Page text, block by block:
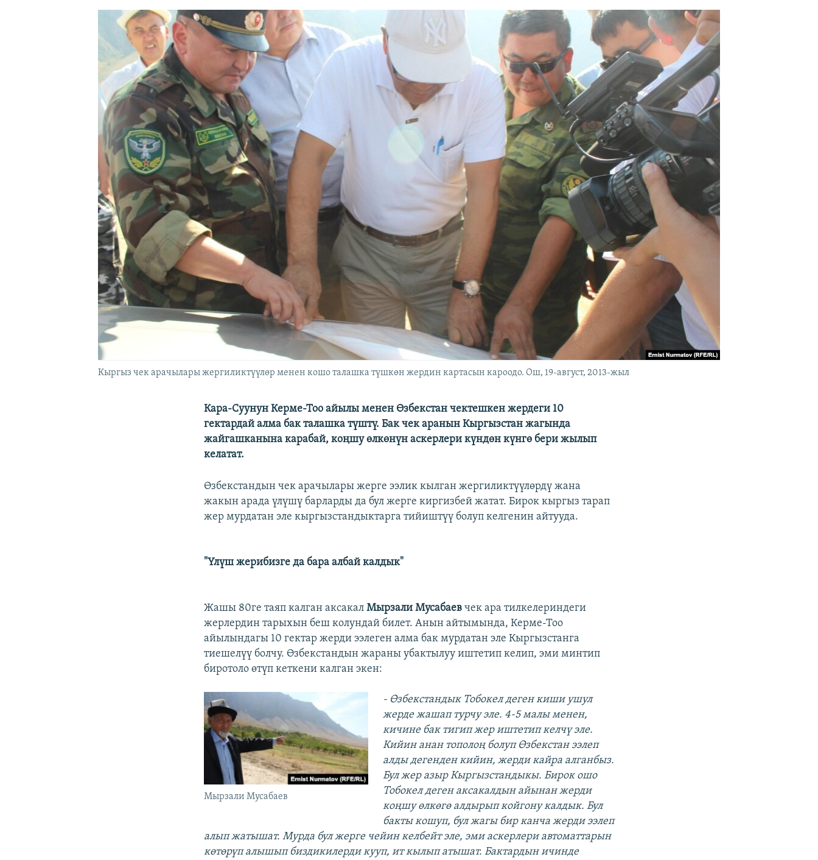
Кыргыз чек арачылары жергиликтүүлөр менен кошо талашка түшкөн жердин картасын кароодо. Ош, 19-август, 2013-жыл
Кара-Суунун Керме-Тоо айылы менен Өзбекстан чектешкен жердеги 10
гектардай алма бак талашка түштү. Бак чек аранын Кыргызстан жагында
жайгашканына карабай, коңшу өлкөнүн аскерлери күндөн күнгө бери жылып
келатат.
Өзбекстандын чек арачылары жерге ээлик кылган жергиликтүүлөрдү жана
жакын арада үлүшү барларды да бул жерге киргизбей жатат. Бирок кыргыз тарап
жер мурдатан эле кыргызстандыктарга тийиштүү болуп келгенин айтууда.
"Үлүш жерибизге да бара албай калдык"
Жашы 80ге таяп калган аксакалМырзали Мусабаевчек ара тилкелериндеги
жерлердин тарыхын беш колундай билет. Анын айтымында, Керме-Тоо
айылындагы 10 гектар жерди ээлеген алма бак мурдатан эле Кыргызстанга
тиешелүү болчу. Өзбекстандын жараны убактылуу иштетип келип, эми минтип
биротоло өтүп кеткени калган экен:
Мырзали Мусабаев
- Өзбекстандык Тобокел деген киши ушул
жерде жашап турчу эле. 4-5 малы менен,
кичине бак тигип жер иштетип келчү эле.
Кийин анан тополоң болуп Өзбекстан ээлеп
алды дегенден кийин, жерди кайра алганбыз.
Бул жер азыр Кыргызстандыкы. Бирок ошо
Тобокел деген аксакалдын айынан жерди
коңшу өлкөгө алдырып койгону калдык. Бул
бакты кошуп, бул жагы бир канча жерди ээлеп
алып жатышат. Мурда бул жерге чейин келбейт эле, эми аскерлери автоматтарын
көтөрүп алышып биздикилерди кууп, ит кылып атышат. Бактардын ичинде